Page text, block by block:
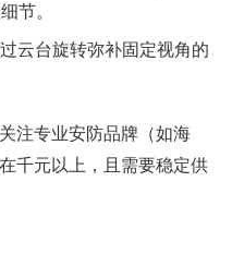
节。
过云台旋转弥补固定视角的
注专业安防品牌（如海
千元以上，且需要稳定供